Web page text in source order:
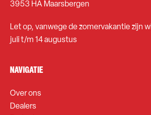
3953 HA Maarsbergen
Let op, vanwege de zomervakantie zijn
juli t/m 14 augustus
NAVIGATIE
Over ons
Dealers